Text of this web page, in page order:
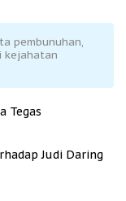
pembunuhan,
kejahatan
Tegas
Judi Daring